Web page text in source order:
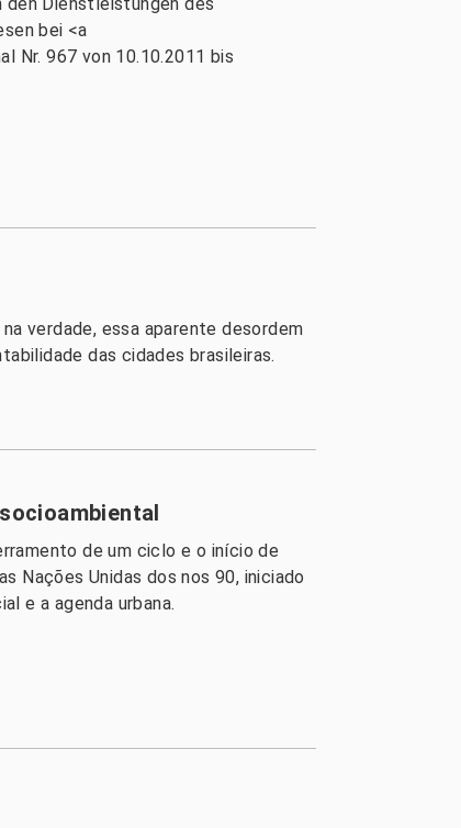
bei <a
Nr. 967 von 10.10.2011 bis
verdade, essa aparente desordem
das cidades brasileiras.
de um ciclo e o início de
Nações Unidas dos nos 90, iniciado
e a agenda urbana.